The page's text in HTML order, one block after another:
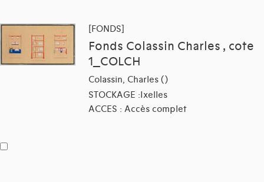
[FONDS]
Fonds Colassin Charles , cote
1_COLCH
Colassin, Charles ()
STOCKAGE :Ixelles
ACCES : Accès complet